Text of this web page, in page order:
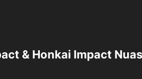
& Honkai Impact